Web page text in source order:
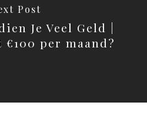
Post
Je Veel Geld |
€100 per maand?